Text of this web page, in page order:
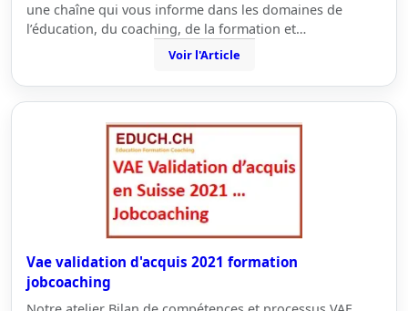
une chaîne qui vous informe dans les domaines de
l’éducation, du coaching, de la formation et…
Voir l'Article
Vae validation d'acquis 2021 formation
jobcoaching